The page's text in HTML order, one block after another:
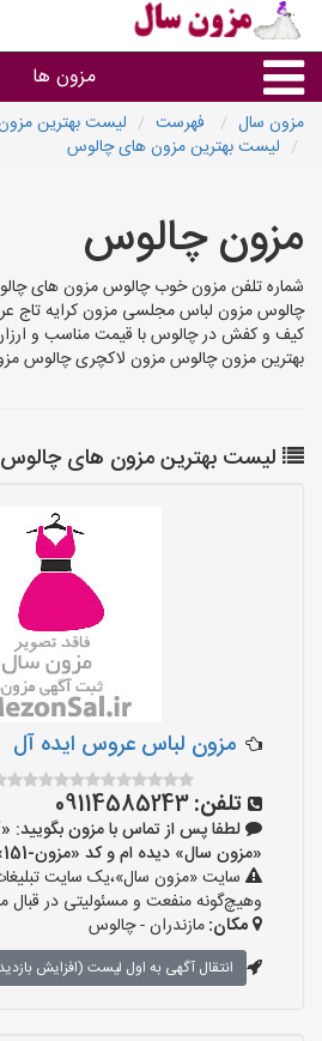
مزون ها
گروه ها
مزون سال فهرست
لیست بهترین
لیست بهترین مزون های چالوس
مزون چالوس
شماره تلفن مزون خوب چالوس مزون های
چالوس مزون لباس مجلسی مزون کرایه تاج
کیف و کفش در چالوس با قیمت مناسب و
بهترین مزون چالوس مزون لاکچری چالوس
لیست بهترین مزون های چالوس
مزون لباس عروس ایده آل
تلفن:09114585243
لطفا پس از تماس با مزون بگویید:
«مزون سال» دیده ام و کد «مزون-151» را اعلام کنید»
سایت «مزون سال»،یک سایت
وهیچ‌گونه منفعت و مسئولیتی در قبال
مکان:مازندران - چالوس
انتقال آگهی به اول لیست (افزایش